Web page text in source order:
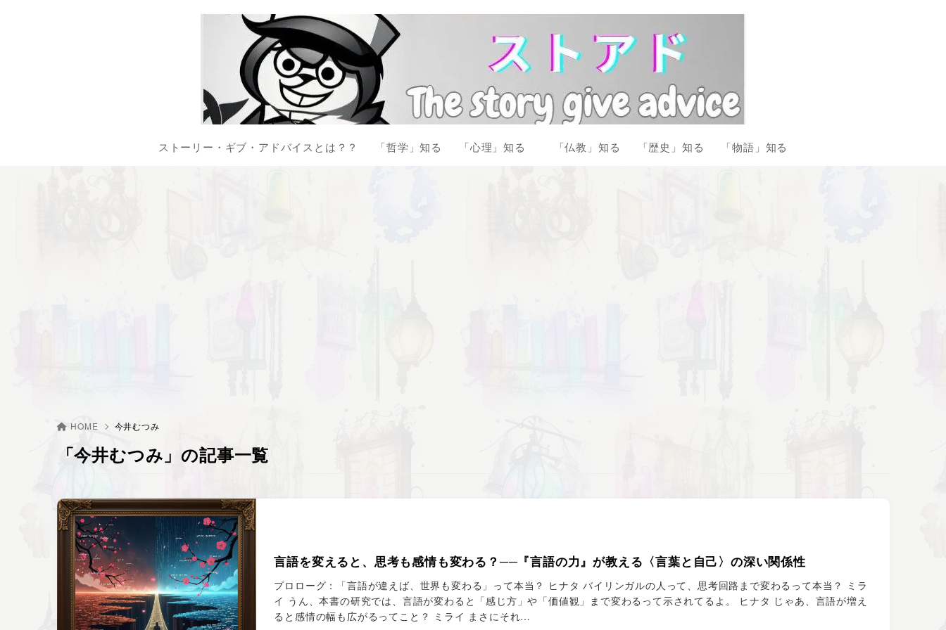
ストーリー・ギブ・アドバイスとは？？ 「哲学」知る 「心理」知る 「仏教」知る 「歴史」知る 「物語」知る
HOME 今井むつみ
「今井むつみ」の記事一覧
言語を変えると、思考も感情も変わる？──『言語の力』が教える〈言葉と自己〉の深い関係性
プロローグ：「言語が違えば、世界も変わる」って本当？ ヒナタ バイリンガルの人って、思考回路まで変わるって本当？ ミラ
イ うん、本書の研究では、言語が変わると「感じ方」や「価値観」まで変わるって示されてるよ。 ヒナタ じゃあ、言語が増え
ると感情の幅も広がるってこと？ ミライ まさにそれ…